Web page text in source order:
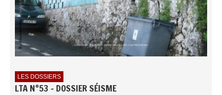
LES DOSSIERS
LTA N°53 - DOSSIER SÉISME